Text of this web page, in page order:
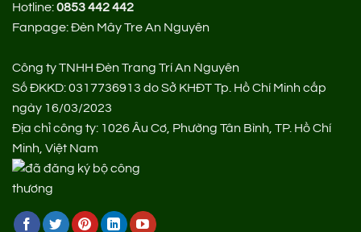
Hotline:0853 442 442
Fanpage:Đèn Mây Tre An Nguyên
Công ty TNHH Đèn Trang Trí An Nguyên
Số ĐKKD: 0317736913 do Sở KHĐT Tp. Hồ Chí Minh cấp
ngày 16/03/2023
Địa chỉ công ty: 1026 Âu Cơ, Phường Tân Bình, TP. Hồ Chí
Minh, Việt Nam